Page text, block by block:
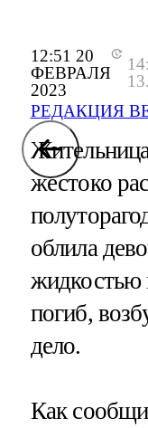
12:51 20
ФЕВРАЛЯ
2023
РЕДАКЦИЯ
жестоко
облила
жидкостью
погиб,
дело.
Как